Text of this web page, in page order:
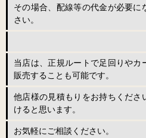
その場合、配線等の代金が必要
さい。
当店は、正規ルートで足回りや
販売することも可能です。
他店様の見積もりをお持ちくださ
けると思います。
お気軽にご相談ください。